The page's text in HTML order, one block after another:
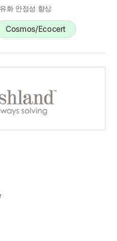
화 안정성 향상
Cosmos/Ecocert